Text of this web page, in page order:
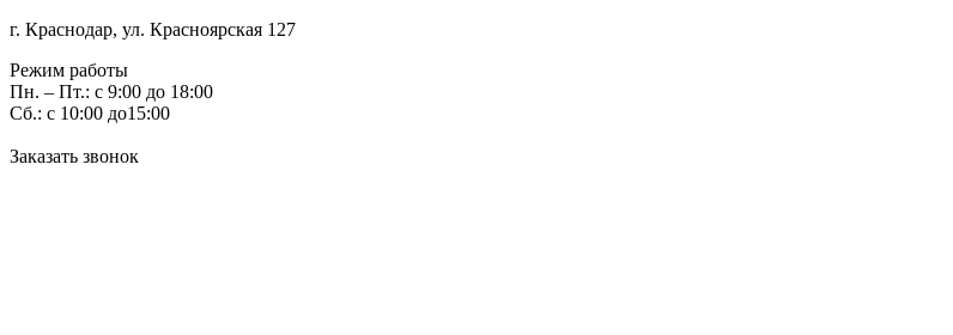
г. Краснодар, ул. Красноярская 127
Режим работы
Пн. – Пт.: с 9:00 до 18:00
Сб.: с 10:00 до15:00
Заказать звонок